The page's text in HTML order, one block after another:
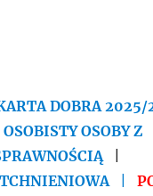
Krzyż
w Toruniu
DOBRA
OSOBY Z
|
|